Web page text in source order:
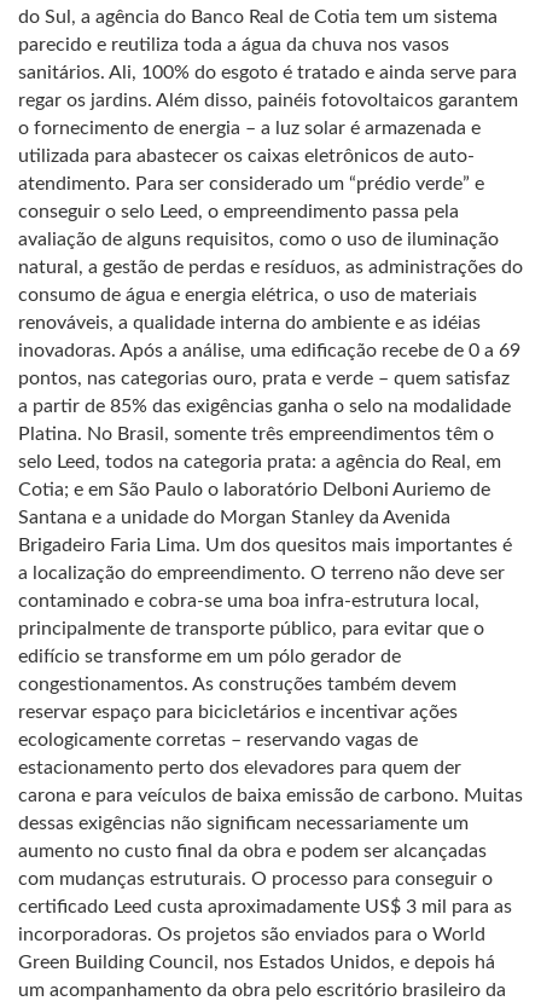
do Sul, a agência do Banco Real de Cotia tem um sistema
parecido e reutiliza toda a água da chuva nos vasos
sanitários. Ali, 100% do esgoto é tratado e ainda serve para
regar os jardins. Além disso, painéis fotovoltaicos garantem
o fornecimento de energia – a luz solar é armazenada e
utilizada para abastecer os caixas eletrônicos de auto-
atendimento. Para ser considerado um “prédio verde” e
conseguir o selo Leed, o empreendimento passa pela
avaliação de alguns requisitos, como o uso de iluminação
natural, a gestão de perdas e resíduos, as administrações do
consumo de água e energia elétrica, o uso de materiais
renováveis, a qualidade interna do ambiente e as idéias
inovadoras. Após a análise, uma edificação recebe de 0 a 69
pontos, nas categorias ouro, prata e verde – quem satisfaz
a partir de 85% das exigências ganha o selo na modalidade
Platina. No Brasil, somente três empreendimentos têm o
selo Leed, todos na categoria prata: a agência do Real, em
Cotia; e em São Paulo o laboratório Delboni Auriemo de
Santana e a unidade do Morgan Stanley da Avenida
Brigadeiro Faria Lima. Um dos quesitos mais importantes é
a localização do empreendimento. O terreno não deve ser
contaminado e cobra-se uma boa infra-estrutura local,
principalmente de transporte público, para evitar que o
edifício se transforme em um pólo gerador de
congestionamentos. As construções também devem
reservar espaço para bicicletários e incentivar ações
ecologicamente corretas – reservando vagas de
estacionamento perto dos elevadores para quem der
carona e para veículos de baixa emissão de carbono. Muitas
dessas exigências não significam necessariamente um
aumento no custo final da obra e podem ser alcançadas
com mudanças estruturais. O processo para conseguir o
certificado Leed custa aproximadamente US$ 3 mil para as
incorporadoras. Os projetos são enviados para o World
Green Building Council, nos Estados Unidos, e depois há
um acompanhamento da obra pelo escritório brasileiro da